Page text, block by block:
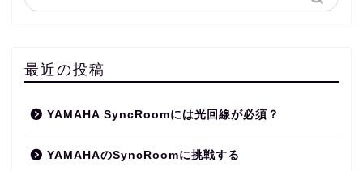
最近の投稿
YAMAHA SyncRoomには光回線が必須？
YAMAHAのSyncRoomに挑戦する